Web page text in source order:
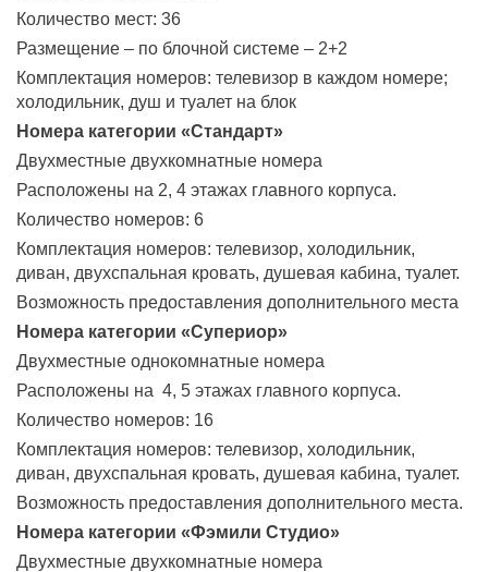
Количество мест: 36
Размещение – по блочной системе – 2+2
Комплектация номеров: телевизор в каждом номере;
холодильник, душ и туалет на блок
Номера категории «Стандарт»
Двухместные двухкомнатные номера
Расположены на 2, 4 этажах главного корпуса.
Количество номеров: 6
Комплектация номеров: телевизор, холодильник,
диван, двухспальная кровать, душевая кабина, туалет.
Возможность предоставления дополнительного места
Номера категории «Супериор»
Двухместные однокомнатные номера
Расположены на 4, 5 этажах главного корпуса.
Количество номеров: 16
Комплектация номеров: телевизор, холодильник,
диван, двухспальная кровать, душевая кабина, туалет.
Возможность предоставления дополнительного места.
Номера категории «Фэмили Студио»
Двухместные двухкомнатные номера